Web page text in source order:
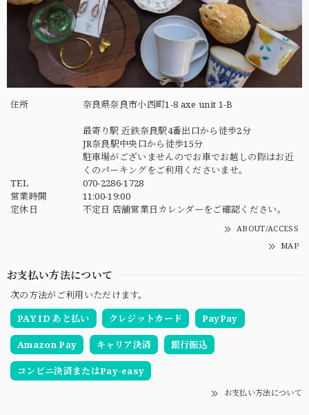
住所 奈良県奈良市小西町1-8 axe unit 1-B
最寄り駅 近鉄奈良駅4番出口から徒歩2分
JR奈良駅中央口から徒歩15分
駐車場がございませんのでお車でお越しの際はお近
くのパーキングをご利用くださいませ。
TEL
070-2286-1728
営業時間
11:00-19:00
定休日
不定日 店舗営業日カレンダーをご確認ください。
ABOUT/ACCESS
MAP
お支払い方法について
次の方法がご利用いただけます。
PAY ID あと払い
クレジットカード PayPay
Amazon Pay キャリア決済 銀行振込
コンビニ決済またはPay-easy
お支払い方法について